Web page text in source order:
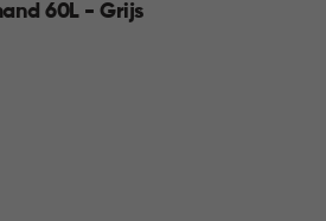
60L - Grijs